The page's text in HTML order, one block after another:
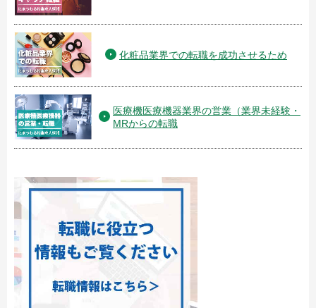
化粧品業界での転職を成功させるため
医療機医療機器業界の営業（業界未経験・
MRからの転職